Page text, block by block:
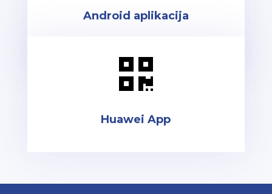
Android aplikacija

Huawei App